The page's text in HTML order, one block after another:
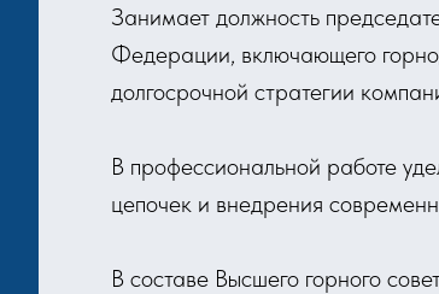
Занимает должность
Федерации, включающего
долгосрочной стратегии
В профессиональной работе
цепочек и внедрения
В составе Высшего горного